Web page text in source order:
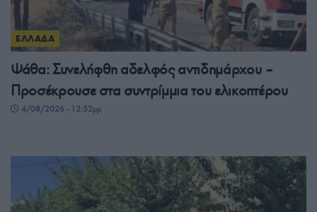
ΕΛΛΑΔΑ
Ψάθα: Συνελήφθη αδελφός αντιδημάρχου –
Προσέκρουσε στα συντρίμμια του ελικοπτέρου
4/08/2026 - 12:32μμ